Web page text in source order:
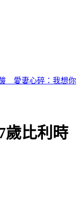
帳號收寄信
比利時